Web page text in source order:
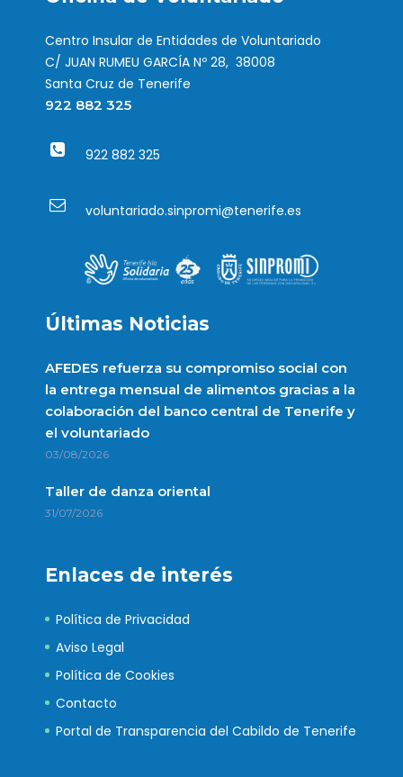
Centro Insular de Entidades de Voluntariado
C/ JUAN RUMEU GARCÍA Nº 28, 38008
Santa Cruz de Tenerife
922 882 325
922 882 325
voluntariado.sinpromi@tenerife.es
Últimas Noticias
AFEDES refuerza su compromiso social con
la entrega mensual de alimentos gracias a la
colaboración del banco central de Tenerife y
el voluntariado
03/08/2026
Taller de danza oriental
31/07/2026
Enlaces de interés
Política de Privacidad
Aviso Legal
Política de Cookies
Contacto
Portal de Transparencia del Cabildo de Tenerife